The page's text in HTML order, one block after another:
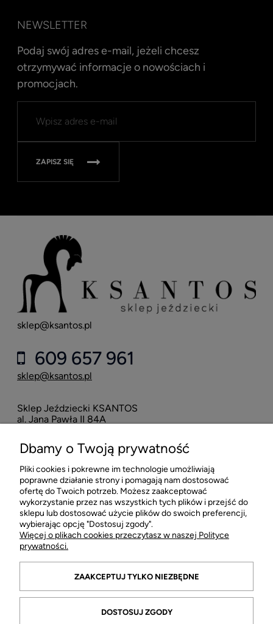
NEWSLETTER
Podaj swój adres e-mail, jeżeli chcesz
otrzymywać informacje o nowościach i
promocjach.
ZAPISZ SIĘ
sklep@ksantos.pl
609 657 961
sklep@ksantos.pl
Sklep Jeździecki KSANTOS
al. Jana Pawła II 84A
POMOC
MOJE KONTO
PŁATNOŚCI I DOSTAWA
INFORMACJE
Dbamy o Twoją prywatność
Pliki cookies i pokrewne im technologie umożliwiają
poprawne działanie strony i pomagają nam dostosować
ofertę do Twoich potrzeb. Możesz zaakceptować
wykorzystanie przez nas wszystkich tych plików i przejść do
sklepu lub dostosować użycie plików do swoich preferencji,
wybierając opcję "Dostosuj zgody".
Więcej o plikach cookies przeczytasz w naszej Polityce
prywatności.
ZAAKCEPTUJ TYLKO NIEZBĘDNE
DOSTOSUJ ZGODY